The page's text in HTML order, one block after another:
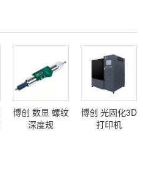
博创 数显 螺纹
深度规
博创 光固化3D
打印机